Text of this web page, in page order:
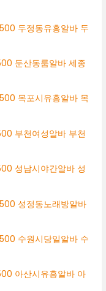
두정동유흥알바 두
둔산동룸알바 세종
목포시유흥알바 목
부천여성알바 부천
성남시야간알바 성
성정동노래방알바
수원시당일알바 수
아산시유흥알바 아